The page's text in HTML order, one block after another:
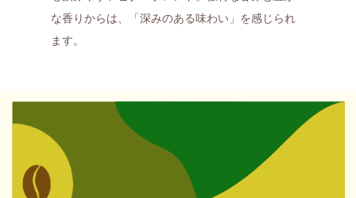
な香りからは、「深みのある味わい」を感じられ
ます。